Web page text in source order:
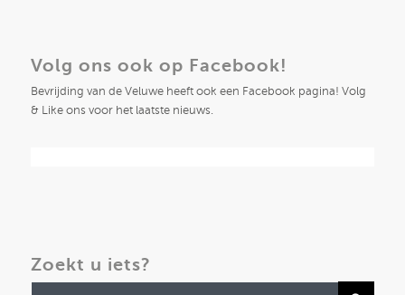
Volg ons ook op Facebook!
Bevrijding van de Veluwe heeft ook een Facebook pagina! Volg
& Like ons voor het laatste nieuws.
Zoekt u iets?